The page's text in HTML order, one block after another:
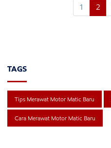
1 2
TAGS
Tips Merawat Motor Matic Baru
Cara Merawat Motor Matic Baru